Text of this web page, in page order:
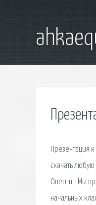
Презентация
скачать
Онегин". Мы
начальных